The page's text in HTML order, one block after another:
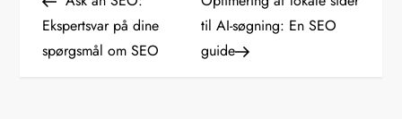
n
d
Ekspertsvar på dine
spørgsmål om SEO
til AI-søgning: En SEO
guide